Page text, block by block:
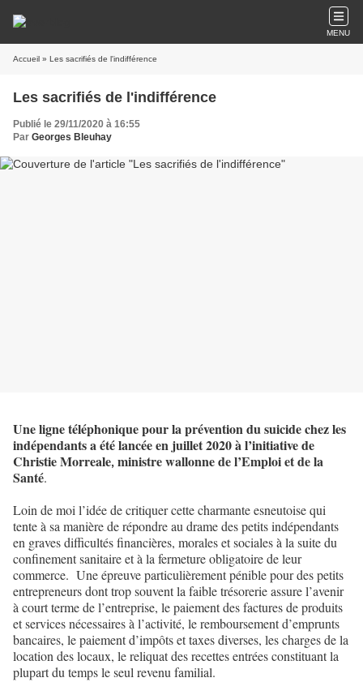
MENU
Accueil » Les sacrifiés de l'indifférence
Les sacrifiés de l'indifférence
Publié le 29/11/2020 à 16:55
Par Georges Bleuhay
Une ligne téléphonique pour la prévention du suicide chez les
indépendants a été lancée en juillet 2020 à l’initiative de
Christie Morreale, ministre wallonne de l’Emploi et de la
Santé.
Loin de moi l’idée de critiquer cette charmante esneutoise qui
tente à sa manière de répondre au drame des petits indépendants
en graves difficultés financières, morales et sociales à la suite du
confinement sanitaire et à la fermeture obligatoire de leur
commerce. Une épreuve particulièrement pénible pour des petits
entrepreneurs dont trop souvent la faible trésorerie assure l’avenir
à court terme de l’entreprise, le paiement des factures de produits
et services nécessaires à l’activité, le remboursement d’emprunts
bancaires, le paiement d’impôts et taxes diverses, les charges de la
location des locaux, le reliquat des recettes entrées constituant la
plupart du temps le seul revenu familial.